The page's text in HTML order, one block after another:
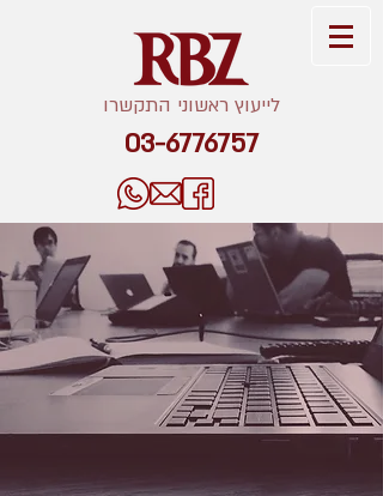
לייעוץ ראשוני התקשרו
03-6776757